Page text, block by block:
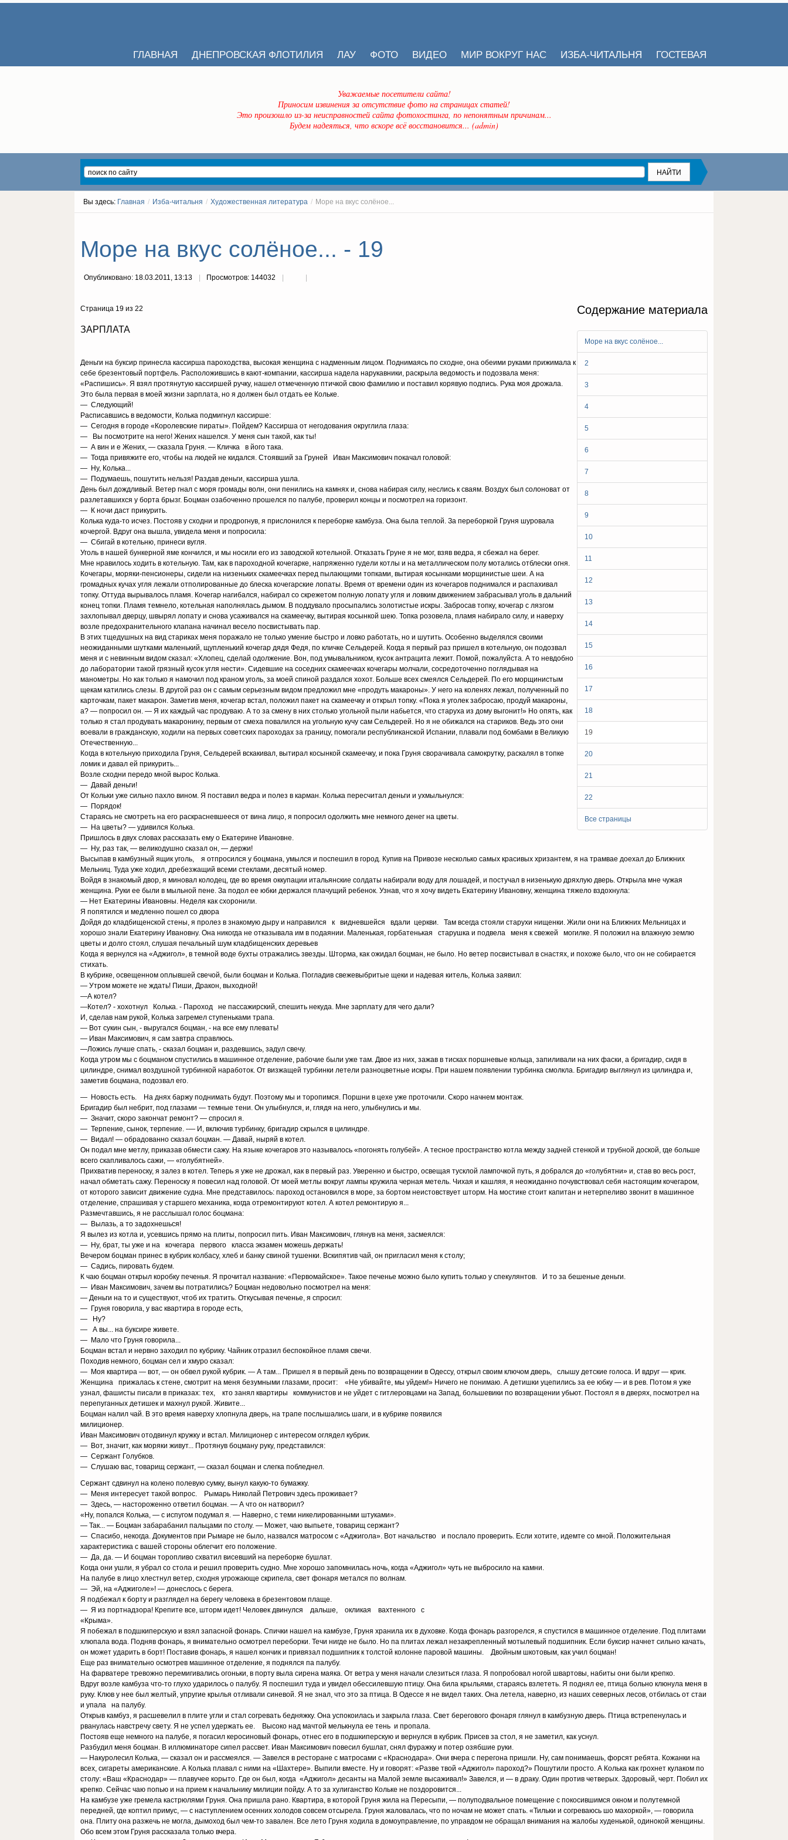
ГЛАВНАЯ ДНЕПРОВСКАЯ ФЛОТИЛИЯ ЛАУ ФОТО ВИДЕО МИР ВОКРУГ НАС ИЗБА-ЧИТАЛЬНЯ ГОСТЕВАЯ
Уважаемые посетители сайта!
Приносим извинения за отсутствие фото на страницах статей!
Это произошло из-за неисправностей сайта фотохостинга, по непонятным причинам...
Будем надеяться, что вскоре всё восстановится... (admin)
Вы здесь: Главная / Изба-читальня / Художественная литература / Море на вкус солёное...
Море на вкус солёное... - 19
Опубликовано: 18.03.2011, 13:13 Просмотров: 144032
Содержание материала
Море на вкус солёное...
2
3
4
5
6
7
8
9
10
11
12
13
14
15
16
17
18
19
20
21
22
Все страницы
Страница 19 из 22
ЗАРПЛАТА
Деньги на буксир принесла кассирша пароходства, высокая женщина с надменным лицом. Поднимаясь по сходне, она обеими руками прижимала к
себе брезентовый портфель. Расположившись в кают-компании, кассирша надела нарукавники, раскрыла ведомость и подозвала меня:
«Распишись». Я взял протянутую кассиршей ручку, нашел отмеченную птичкой свою фамилию и поставил корявую подпись. Рука моя дрожала.
Это была первая в моей жизни зарплата, но я должен был отдать ее Кольке.
— Следующий!
Расписавшись в ведомости, Колька подмигнул кассирше:
— Сегодня в городе «Королевские пираты». Пойдем? Кассирша от негодования округлила глаза:
— Вы посмотрите на него! Жених нашелся. У меня сын такой, как ты!
— А вин и е Жених, — сказала Груня. — Кличка в його така.
— Тогда привяжите его, чтобы на людей не кидался. Стоявший за Груней Иван Максимович покачал головой:
— Ну, Колька...
— Подумаешь, пошутить нельзя! Раздав деньги, кассирша ушла.
День был дождливый. Ветер гнал с моря громады волн, они пенились на камнях и, снова набирая силу, неслись к сваям. Воздух был солоноват от
разлетавшихся у борта брызг. Боцман озабоченно прошелся по палубе, проверил концы и посмотрел на горизонт.
— К ночи даст прикурить.
Колька куда-то исчез. Постояв у сходни и продрогнув, я прислонился к переборке камбуза. Она была теплой. За переборкой Груня шуровала
кочергой. Вдруг она вышла, увидела меня и попросила:
— Сбигай в котельню, принеси вугля.
Уголь в нашей бункерной яме кончился, и мы носили его из заводской котельной. Отказать Груне я не мог, взяв ведра, я сбежал на берег.
Мне нравилось ходить в котельную. Там, как в пароходной кочегарке, напряженно гудели котлы и на металлическом полу мотались отблески огня.
Кочегары, моряки-пенсионеры, сидели на низеньких скамеечках перед пылающими топками, вытирая косынками морщинистые шеи. А на
громадных кучах угля лежали отполированные до блеска кочегарские лопаты. Время от времени один из кочегаров поднимался и распахивал
топку. Оттуда вырывалось пламя. Кочегар нагибался, набирал со скрежетом полную лопату угля и ловким движением забрасывал уголь в дальний
конец топки. Пламя темнело, котельная наполнялась дымом. В поддувало просыпались золотистые искры. Забросав топку, кочегар с лязгом
захлопывал дверцу, швырял лопату и снова усаживался на скамеечку, вытирая косынкой шею. Топка розовела, пламя набирало силу, и наверху
возле предохранительного клапана начинал весело посвистывать пар.
В этих тщедушных на вид стариках меня поражало не только умение быстро и ловко работать, но и шутить. Особенно выделялся своими
неожиданными шутками маленький, щупленький кочегар дядя Федя, по кличке Сельдерей. Когда я первый раз пришел в котельную, он подозвал
меня и с невинным видом сказал: «Хлопец, сделай одолжение. Вон, под умывальником, кусок антрацита лежит. Помой, пожалуйста. А то невдобно
до лаборатории такой грязный кусок угля нести». Сидевшие на соседних скамеечках кочегары молчали, сосредоточенно поглядывая на
манометры. Но как только я намочил под краном уголь, за моей спиной раздался хохот. Больше всех смеялся Сельдерей. По его морщинистым
щекам катились слезы. В другой раз он с самым серьезным видом предложил мне «продуть макароны». У него на коленях лежал, полученный по
карточкам, пакет макарон. Заметив меня, кочегар встал, положил пакет на скамеечку и открыл топку. «Пока я уголек забросаю, продуй макароны,
а? — попросил он. — Я их каждый час продуваю. А то за смену в них столько угольной пыли набьется, что старуха из дому выгонит!» Но опять, как
только я стал продувать макаронину, первым от смеха повалился на угольную кучу сам Сельдерей. Но я не обижался на стариков. Ведь это они
воевали в гражданскую, ходили на первых советских пароходах за границу, помогали республиканской Испании, плавали под бомбами в Великую
Отечественную...
Когда в котельную приходила Груня, Сельдерей вскакивал, вытирал косынкой скамеечку, и пока Груня сворачивала самокрутку, раскалял в топке
ломик и давал ей прикурить...
Возле сходни передо мной вырос Колька.
— Давай деньги!
От Кольки уже сильно пахло вином. Я поставил ведра и полез в карман. Колька пересчитал деньги и ухмыльнулся:
— Порядок!
Стараясь не смотреть на его раскрасневшееся от вина лицо, я попросил одолжить мне немного денег на цветы.
— На цветы? — удивился Колька.
Пришлось в двух словах рассказать ему о Екатерине Ивановне.
— Ну, раз так, — великодушно сказал он, — держи!
Высыпав в камбузный ящик уголь, я отпросился у боцмана, умылся и поспешил в город. Купив на Привозе несколько самых красивых хризантем, я на трамвае доехал до Ближних
Мельниц. Туда уже ходил, дребезжащий всеми стеклами, десятый номер.
Войдя в знакомый двор, я миновал колодец, где во время оккупации итальянские солдаты набирали воду для лошадей, и постучал в низенькую дряхлую дверь. Открыла мне чужая
женщина. Руки ее были в мыльной пене. За подол ее юбки держался плачущий ребенок. Узнав, что я хочу видеть Екатерину Ивановну, женщина тяжело вздохнула:
— Нет Екатерины Ивановны. Неделя как схоронили.
Я попятился и медленно пошел со двора
Дойдя до кладбищенской стены, я пролез в знакомую дыру и направился к видневшейся вдали церкви. Там всегда стояли старухи нищенки. Жили они на Ближних Мельницах и
хорошо знали Екатерину Ивановну. Она никогда не отказывала им в подаянии. Маленькая, горбатенькая старушка и подвела меня к свежей могилке. Я положил на влажную землю
цветы и долго стоял, слушая печальный шум кладбищенских деревьев
Когда я вернулся на «Аджигол», в темной воде бухты отражались звезды. Шторма, как ожидал боцман, не было. Но ветер посвистывал в снастях, и похоже было, что он не собирается
стихать.
В кубрике, освещенном оплывшей свечой, были боцман и Колька. Погладив свежевыбритые щеки и надевая китель, Колька заявил:
— Утром можете не ждать! Пиши, Дракон, выходной!
—А котел?
—Котел? - хохотнул Колька. - Пароход не пассажирский, спешить некуда. Мне зарплату для чего дали?
И, сделав нам рукой, Колька загремел ступеньками трапа.
— Вот сукин сын, - выругался боцман, - на все ему плевать!
— Иван Максимович, я сам завтра справлюсь.
—Ложись лучше спать, - сказал боцман и, раздевшись, задул свечу.
Когда утром мы с боцманом спустились в машинное отделение, рабочие были уже там. Двое из них, зажав в тисках поршневые кольца, запиливали на них фаски, а бригадир, сидя в
цилиндре, снимал воздушной турбинкой наработок. От визжащей турбинки летели разноцветные искры. При нашем появлении турбинка смолкла. Бригадир выглянул из цилиндра и,
заметив боцмана, подозвал его.
— Новость есть. На днях баржу поднимать будут. Поэтому мы и торопимся. Поршни в цехе уже проточили. Скоро начнем монтаж.
Бригадир был небрит, под глазами — темные тени. Он улыбнулся, и, глядя на него, улыбнулись и мы.
— Значит, скоро закончат ремонт? — спросил я.
— Терпение, сынок, терпение. -— И, включив турбинку, бригадир скрылся в цилиндре.
— Видал! — обрадованно сказал боцман. — Давай, ныряй в котел.
Он подал мне метлу, приказав обмести сажу. На языке кочегаров это называлось «погонять голубей». А тесное пространство котла между задней стенкой и трубной доской, где больше
всего скапливалось сажи, — «голубятней».
Прихватив переноску, я залез в котел. Теперь я уже не дрожал, как в первый раз. Уверенно и быстро, освещая тусклой лампочкой путь, я добрался до «голубятни» и, став во весь рост,
начал обметать сажу. Переноску я повесил над головой. От моей метлы вокруг лампы кружила черная метель. Чихая и кашляя, я неожиданно почувствовал себя настоящим кочегаром,
от которого зависит движение судна. Мне представилось: пароход остановился в море, за бортом неистовствует шторм. На мостике стоит капитан и нетерпеливо звонит в машинное
отделение, спрашивая у старшего механика, когда отремонтируют котел. А котел ремонтирую я...
Размечтавшись, я не расслышал голос боцмана:
— Вылазь, а то задохнешься!
Я вылез из котла и, усевшись прямо на плиты, попросил пить. Иван Максимович, глянув на меня, засмеялся:
— Ну, брат, ты уже и на кочегара первого класса экзамен можешь держать!
Вечером боцман принес в кубрик колбасу, хлеб и банку свиной тушенки. Вскипятив чай, он пригласил меня к столу;
— Садись, пировать будем.
К чаю боцман открыл коробку печенья. Я прочитал название: «Первомайское». Такое печенье можно было купить только у спекулянтов. И то за бешеные деньги.
— Иван Максимович, зачем вы потратились? Боцман недовольно посмотрел на меня:
— Деньги на то и существуют, чтоб их тратить. Откусывая печенье, я спросил:
— Груня говорила, у вас квартира в городе есть,
— Ну?
— А вы... на буксире живете.
— Мало что Груня говорила...
Боцман встал и нервно заходил по кубрику. Чайник отразил беспокойное пламя свечи.
Походив немного, боцман сел и хмуро сказал:
— Моя квартира — вот, — он обвел рукой кубрик. — А там... Пришел я в первый день по возвращении в Одессу, открыл своим ключом дверь, слышу детские голоса. И вдруг — крик.
Женщина прижалась к стене, смотрит на меня безумными глазами, просит: «Не убивайте, мы уйдем!» Ничего не понимаю. А детишки уцепились за ее юбку — и в рев. Потом я уже
узнал, фашисты писали в приказах: тех, кто занял квартиры коммунистов и не уйдет с гитлеровцами на Запад, большевики по возвращении убьют. Постоял я в дверях, посмотрел на
перепуганных детишек и махнул рукой. Живите...
Боцман налил чай. В это время наверху хлопнула дверь, на трапе послышались шаги, и в кубрике появился
милиционер.
Иван Максимович отодвинул кружку и встал. Милиционер с интересом оглядел кубрик.
— Вот, значит, как моряки живут... Протянув боцману руку, представился:
— Сержант Голубков.
— Слушаю вас, товарищ сержант, — сказал боцман и слегка побледнел.
Сержант сдвинул на колено полевую сумку, вынул какую-то бумажку.
— Меня интересует такой вопрос. Рымарь Николай Петрович здесь проживает?
— Здесь, — настороженно ответил боцман. — А что он натворил?
«Ну, попался Колька, — с испугом подумал я. — Наверно, с теми никелированными штуками».
— Так... — Боцман забарабанил пальцами по столу. — Может, чаю выпьете, товарищ сержант?
— Спасибо, некогда. Документов при Рымаре не было, назвался матросом с «Аджигола». Вот начальство и послало проверить. Если хотите, идемте со мной. Положительная
характеристика с вашей стороны облегчит его положение.
— Да, да. — И боцман торопливо схватил висевший на переборке бушлат.
Когда они ушли, я убрал со стола и решил проверить судно. Мне хорошо запомнилась ночь, когда «Аджигол» чуть не выбросило на камни.
На палубе в лицо хлестнул ветер, сходня угрожающе скрипела, свет фонаря метался по волнам.
— Эй, на «Аджиголе»! — донеслось с берега.
Я подбежал к борту и разглядел на берегу человека в брезентовом плаще.
— Я из портнадзора! Крепите все, шторм идет! Человек двинулся дальше, окликая вахтенного с
«Крыма».
Я побежал в подшкиперскую и взял запасной фонарь. Спички нашел на камбузе, Груня хранила их в духовке. Когда фонарь разгорелся, я спустился в машинное отделение. Под плитами
хлюпала вода. Подняв фонарь, я внимательно осмотрел переборки. Течи нигде не было. Но па плитах лежал незакрепленный мотылевый подшипник. Если буксир начнет сильно качать,
он может ударить в борт! Поставив фонарь, я нашел кончик и привязал подшипник к толстой колонне паровой машины. Двойным шкотовым, как учил боцман!
Еще раз внимательно осмотрев машинное отделение, я поднялся па палубу.
На фарватере тревожно перемигивались огоньки, в порту выла сирена маяка. От ветра у меня начали слезиться глаза. Я попробовал ногой швартовы, набиты они были крепко.
Вдруг возле камбуза что-то глухо ударилось о палубу. Я поспешил туда и увидел обессилевшую птицу. Она била крыльями, стараясь взлететь. Я поднял ее, птица больно клюнула меня в
руку. Клюв у нее был желтый, упругие крылья отливали синевой. Я не знал, что это за птица. В Одессе я не видел таких. Она летела, наверно, из наших северных лесов, отбилась от стаи
и упала на палубу.
Открыв камбуз, я расшевелил в плите угли и стал согревать бедняжку. Она успокоилась и закрыла глаза. Свет берегового фонаря глянул в камбузную дверь. Птица встрепенулась и
рванулась навстречу свету. Я не успел удержать ее. Высоко над мачтой мелькнула ее тень и пропала.
Постояв еще немного на палубе, я погасил керосиновый фонарь, отнес его в подшкиперскую и вернулся в кубрик. Присев за стол, я не заметил, как уснул.
Разбудил меня боцман. В иллюминаторе сипел рассвет. Иван Максимович повесил бушлат, снял фуражку и потер озябшие руки.
— Накуролесил Колька, — сказал он и рассмеялся. — Завелся в ресторане с матросами с «Краснодара». Они вчера с перегона пришли. Ну, сам понимаешь, форсят ребята. Кожанки на
всех, сигареты американские. А Колька плавал с ними на «Шахтере». Выпили вместе. Ну и говорят: «Разве твой «Аджигол» пароход?» Пошутили просто. А Колька как грохнет кулаком по
столу: «Ваш «Краснодар» — плавучее корыто. Где он был, когда «Аджигол» десанты на Малой земле высаживал!» Завелся, и — в драку. Один против четверых. Здоровый, черт. Побил их
крепко. Сейчас чаю попью и на прием к начальнику милиции пойду. А то за хулиганство Кольке не поздоровится...
На камбузе уже гремела кастрюлями Груня. Она пришла рано. Квартира, в которой Груня жила на Пересыпи, — полуподвальное помещение с покосившимся окном и полутемной
передней, где коптил примус, — с наступлением осенних холодов совсем отсырела. Груня жаловалась, что по ночам не может спать. «Тильки и согреваюсь шо махоркой», — говорила
она. Плиту она разжечь не могла, дымоход был чем-то завален. Все лето Груня ходила в домоуправление, по управдом не обращал внимания на жалобы худенькой, одинокой женщины.
Обо всем этом Груня рассказала только вчера.